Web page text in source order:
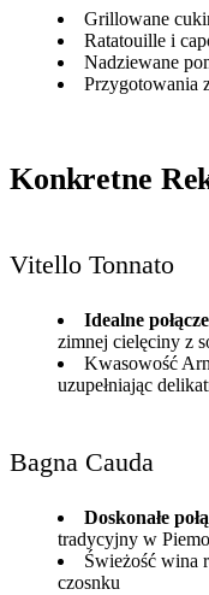
Grillowane
Ratatouille i
Nadziewane
Przygotowania
Konkretne
Vitello Tonnato
Idealne
zimnej cielęciny z
Kwasowość
uzupełniając
Bagna Cauda
Doskonałe
tradycyjny w
Świeżość wina
czosnku